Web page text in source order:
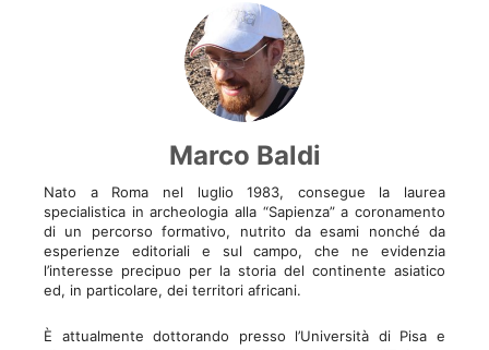
Marco Baldi
Nato a Roma nel luglio 1983, consegue la laurea
specialistica in archeologia alla “Sapienza” a coronamento
di un percorso formativo, nutrito da esami nonché da
esperienze editoriali e sul campo, che ne evidenzia
l’interesse precipuo per la storia del continente asiatico
ed, in particolare, dei territori africani.
È attualmente dottorando presso l’Università di Pisa e